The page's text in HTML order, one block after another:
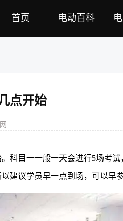
首页 电动百科
点开始
科目一一般一天会进行5场考
建议学员早一点到场，可以早参